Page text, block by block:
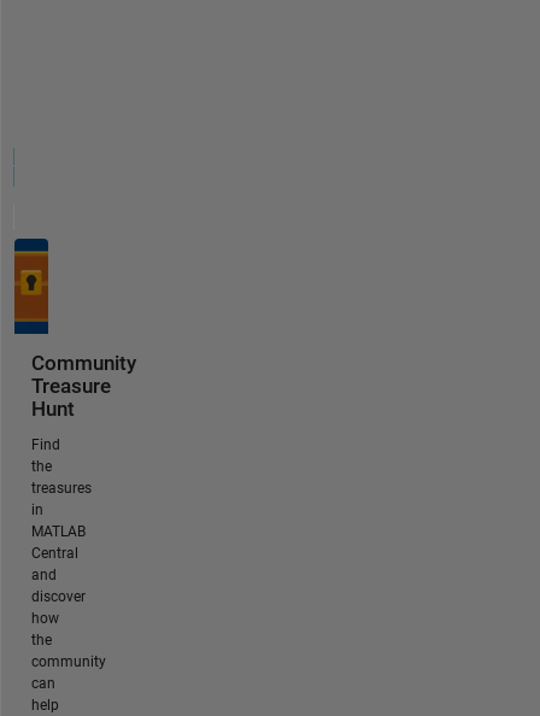
Community
Treasure
Hunt
Find
the
treasures
in
MATLAB
Central
and
discover
how
the
community
can
help